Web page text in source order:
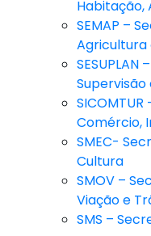
Habitação,
SEMAP –
Agricultura
Comércio,
SMEC-
Cultura
SMOV –
Viação e
SMS –